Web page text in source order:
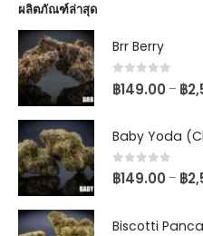
ผลิตภัณฑ์ล่าสุด
Brr Berry
0out of 5
฿149.00 – ฿
Baby Yoda
0out of 5
฿149.00 – ฿
Biscotti